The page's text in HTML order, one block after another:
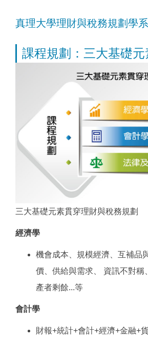
真理大學理財與稅務規劃學系
課程規劃：三大基礎元
三大基礎元素貫穿理財與稅務規劃
經濟學
機會成本、規模經濟、互補品
價、供給與需求、 資訊不對稱
產者剩餘...等
會計學
財報+統計+會計+經濟+金融+